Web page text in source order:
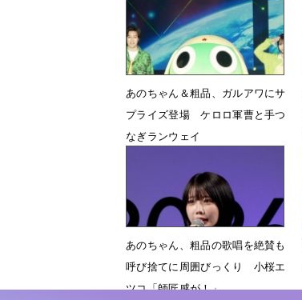
中継
6月15日 12時00分
あのちゃん＆粗品、ガルアワにサ
プライズ登場 ケロロ軍曹と手つ
なぎランウェイ
あのちゃん、粗品の歌唱を絶賛も
呼び捨てに周囲びっくり 小桜エ
ツコ「師匠感が！」